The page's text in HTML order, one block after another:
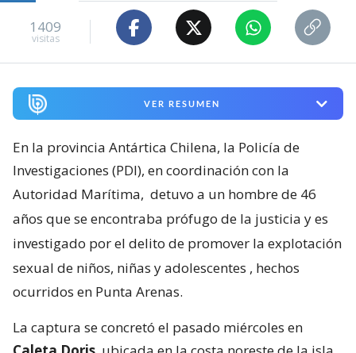
1409
visitas
VER RESUMEN
En la provincia Antártica Chilena, la Policía de
Investigaciones (PDI), en coordinación con la
Autoridad Marítima, detuvo a un hombre de 46
años que se encontraba prófugo de la justicia y es
investigado por el delito de promover la explotación
sexual de niños, niñas y adolescentes , hechos
ocurridos en Punta Arenas.
La captura se concretó el pasado miércoles en